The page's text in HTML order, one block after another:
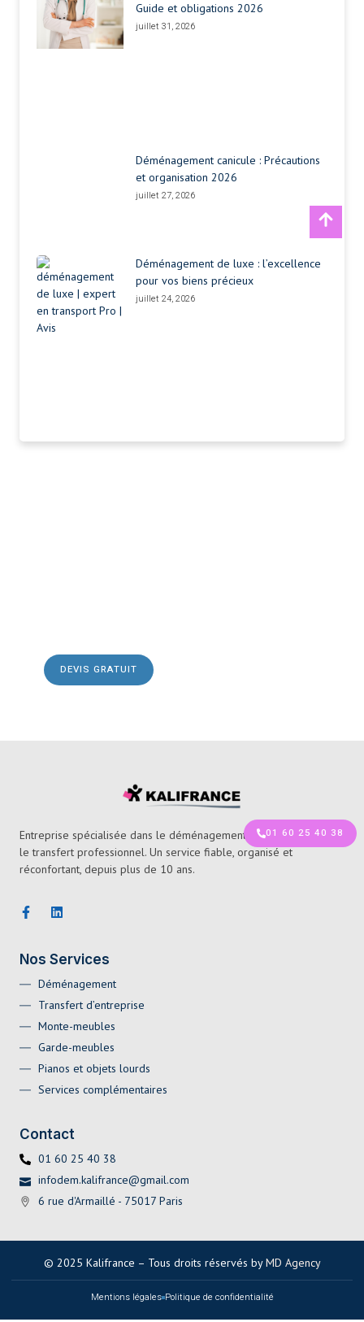
01 60 25 40 38
Guide et obligations 2026
juillet 31, 2026
Déménagement canicule : Précautions
et organisation 2026
juillet 27, 2026
Déménagement de luxe : l’excellence
pour vos biens précieux
juillet 24, 2026
DEVIS GRATUIT
Entreprise spécialisée dans le déménagement de particuliers et
le transfert professionnel. Un service fiable, organisé et
réconfortant, depuis plus de 10 ans.
Nos Services
Déménagement
Transfert d’entreprise
Monte-meubles
Garde-meubles
Pianos et objets lourds
Services complémentaires
Contact
01 60 25 40 38
infodem.kalifrance@gmail.com
6 rue d'Armaillé - 75017 Paris
© 2025 Kalifrance – Tous droits réservés byMD Agency
Mentions légales Politique de confidentialité